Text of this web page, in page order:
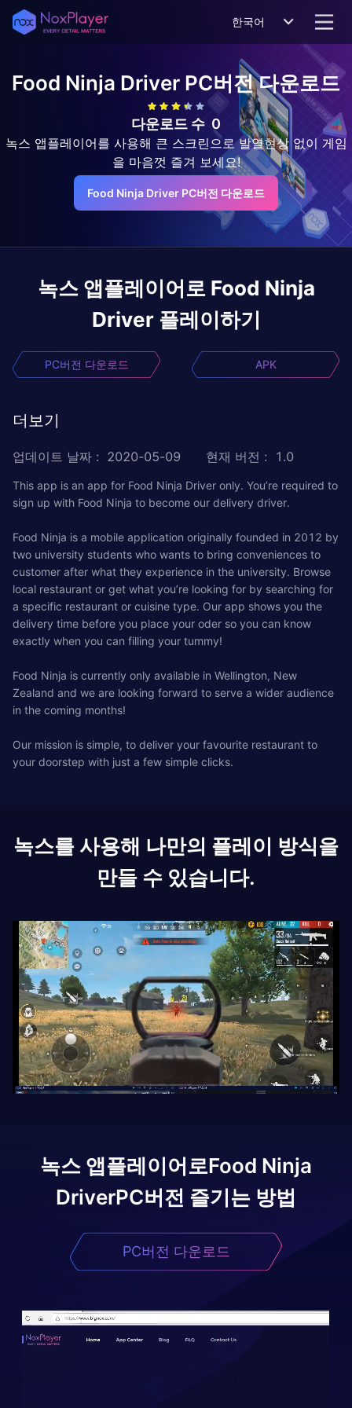
한국어
Food Ninja Driver PC버전 다운로드
다운로드 수 0
녹스 앱플레이어를 사용해 큰 스크린으로 발열현상 없이 게임
을 마음껏 즐겨 보세요!
Food Ninja Driver PC버전 다운로드
녹스 앱플레이어로 Food Ninja
Driver 플레이하기
PC버전 다운로드 APK
더보기
업데이트 날짜 : 2020-05-09 현재 버전 : 1.0
This app is an app for Food Ninja Driver only. You’re required to
sign up with Food Ninja to become our delivery driver.
Food Ninja is a mobile application originally founded in 2012 by
two university students who wants to bring conveniences to
customer after what they experience in the university. Browse
local restaurant or get what you’re looking for by searching for
a specific restaurant or cuisine type. Our app shows you the
delivery time before you place your oder so you can know
exactly when you can filling your tummy!
Food Ninja is currently only available in Wellington, New
Zealand and we are looking forward to serve a wider audience
in the coming months!
Our mission is simple, to deliver your favourite restaurant to
your doorstep with just a few simple clicks.
녹스를 사용해 나만의 플레이 방식을
만들 수 있습니다.
녹스 앱플레이어로Food Ninja
DriverPC버전 즐기는 방법
PC버전 다운로드